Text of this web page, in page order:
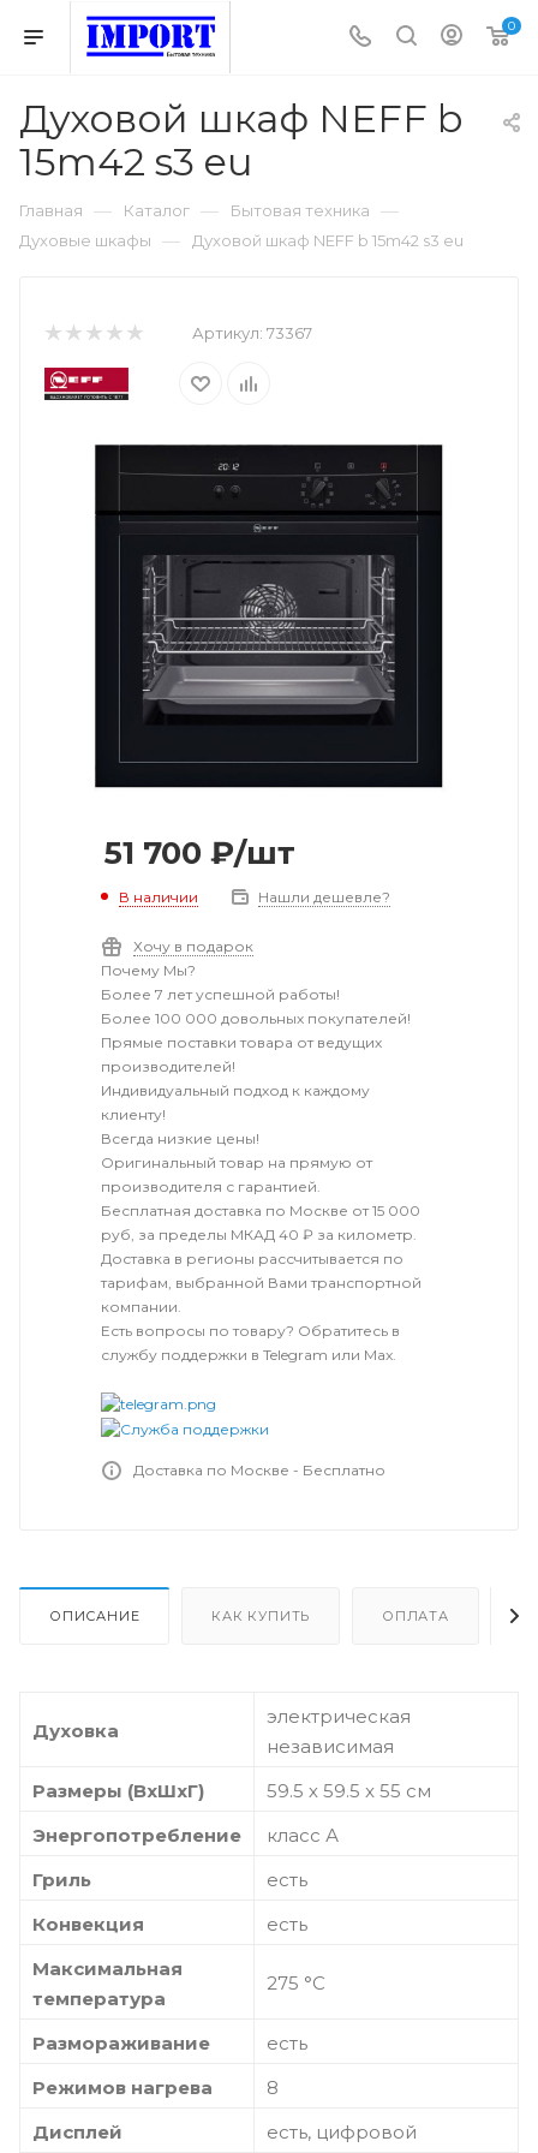
0
Духовой шкаф NEFF b
15m42 s3 eu
Главная — Каталог — Бытовая техника —
Духовые шкафы — Духовой шкаф NEFF b 15m42 s3 eu
Артикул: 73367
51 700 ₽/шт
В наличии Нашли дешевле?
Хочу в подарок
Почему Мы?
Более 7 лет успешной работы!
Более 100 000 довольных покупателей!
Прямые поставки товара от ведущих
производителей!
Индивидуальный подход к каждому
клиенту!
Всегда низкие цены!
Оригинальный товар на прямую от
производителя с гарантией.
Бесплатная доставка по Москве от 15 000
руб, за пределы МКАД 40 ₽ за километр.
Доставка в регионы рассчитывается по
тарифам, выбранной Вами транспортной
компании.
Есть вопросы по товару? Обратитесь в
службу поддержки в Telegram или Max.
Доставка по Москве - Бесплатно
ОПИСАНИЕ КАК КУПИТЬ ОПЛАТА
Духовка
электрическая
независимая
Размеры (ВхШхГ)
59.5 х 59.5 x 55 см
Энергопотребление
класс А
Гриль
есть
Конвекция
есть
Максимальная
температура
275 °С
Размораживание
есть
Режимов нагрева
8
Дисплей
есть, цифровой